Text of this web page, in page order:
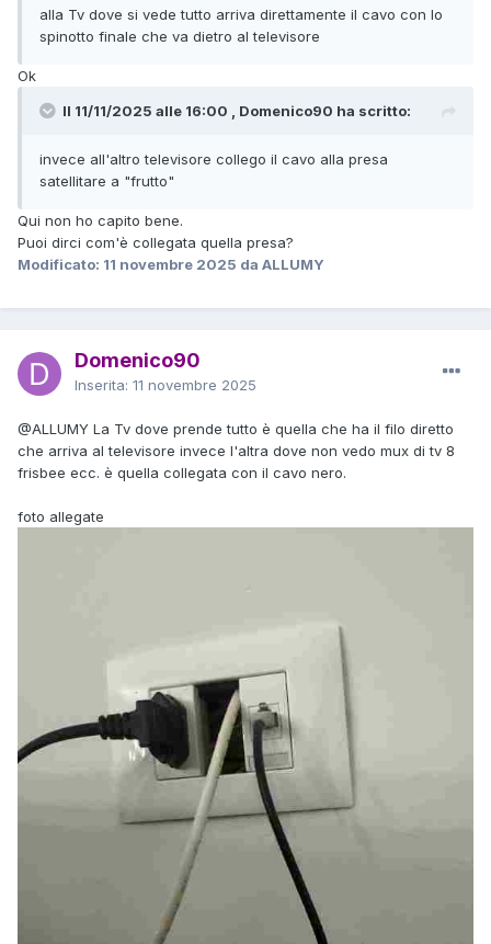
alla Tv dove si vede tutto arriva direttamente il cavo con lo
spinotto finale che va dietro al televisore
Ok
Il 11/11/2025 alle 16:00 , Domenico90 ha scritto:
invece all'altro televisore collego il cavo alla presa
satellitare a "frutto"
Qui non ho capito bene.
Puoi dirci com'è collegata quella presa?
Modificato: 11 novembre 2025 da ALLUMY
Domenico90
Inserita: 11 novembre 2025
@ALLUMY La Tv dove prende tutto è quella che ha il filo diretto
che arriva al televisore invece l'altra dove non vedo mux di tv 8
frisbee ecc. è quella collegata con il cavo nero.
foto allegate